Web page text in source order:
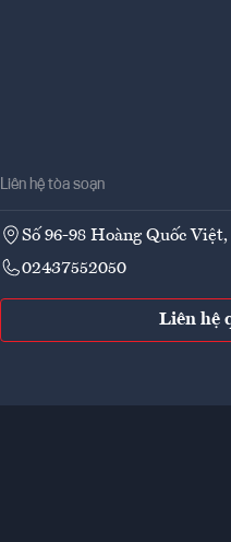
Liên hệ tòa soạn
Số 96-98 Hoàng Quốc
02437552050
Liên hệ